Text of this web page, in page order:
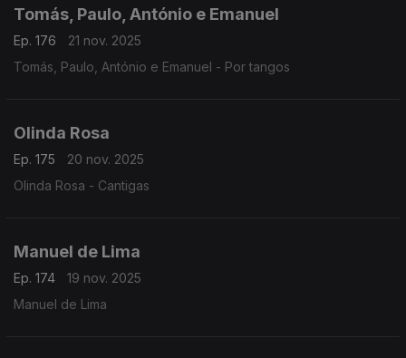
Tomás, Paulo, António e Emanuel
Ep. 176
21 nov. 2025
Tomás, Paulo, António e Emanuel - Por tangos
Olinda Rosa
Ep. 175
20 nov. 2025
Olinda Rosa - Cantigas
Manuel de Lima
Ep. 174
19 nov. 2025
Manuel de Lima